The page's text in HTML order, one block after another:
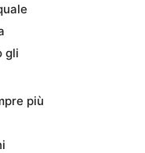
gli
più